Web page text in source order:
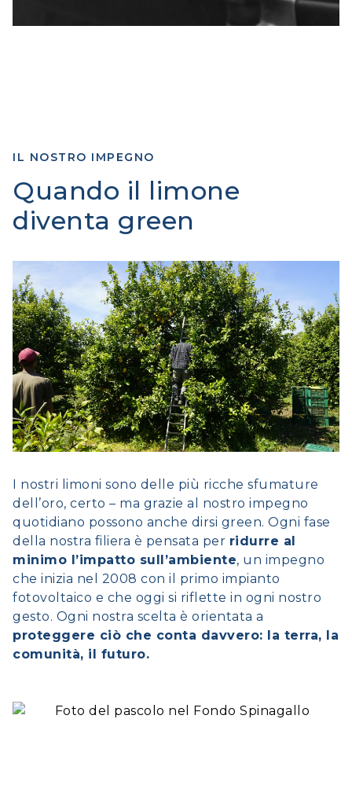
IL NOSTRO IMPEGNO
Quando il limone
diventa green
I nostri limoni sono delle più ricche sfumature
dell’oro, certo – ma grazie al nostro impegno
quotidiano possono anche dirsi green. Ogni fase
della nostra filiera è pensata per ridurre al
minimo l’impatto sull’ambiente, un impegno
che inizia nel 2008 con il primo impianto
fotovoltaico e che oggi si riflette in ogni nostro
gesto. Ogni nostra scelta è orientata a
proteggere ciò che conta davvero: la terra, la
comunità, il futuro.